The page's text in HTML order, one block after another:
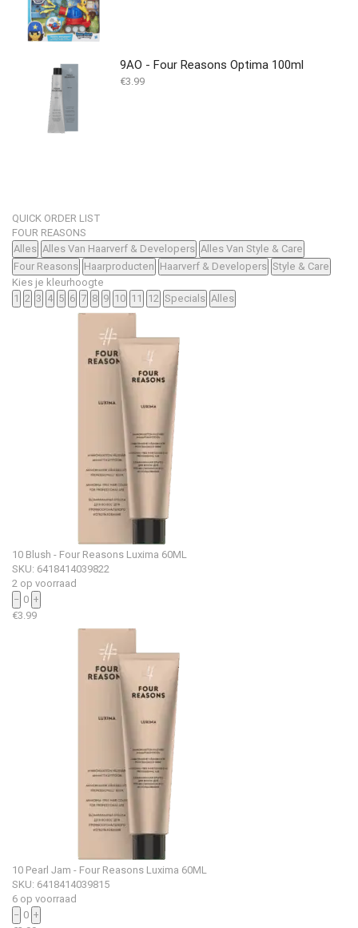
9AO - Four Reasons Optima 100ml
€3.99
QUICK ORDER LIST
FOUR REASONS
Alles Alles Van Haarverf & Developers Alles Van Style & Care
Four Reasons Haarproducten Haarverf & Developers Style & Care
Kies je kleurhoogte
1 2 3 4 5 6 7 8 9 10 11 12 Specials Alles
10 Blush - Four Reasons Luxima 60ML
SKU: 6418414039822
2 op voorraad
− 0 +
€3.99
10 Pearl Jam - Four Reasons Luxima 60ML
SKU: 6418414039815
6 op voorraad
− 0 +